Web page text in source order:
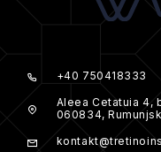
+40 750418333
Aleea Cetatuia 4,
060834,